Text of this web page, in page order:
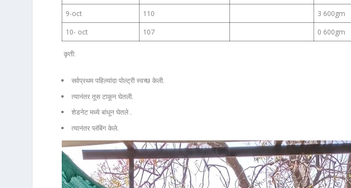
9-oct
110
3 600gm
10- oct
107 0 600gm
कृती:
सर्वप्रथम पहिल्यांदा पोल्ट्री स्वच्छ केली.
त्यानंतर तूस टाकून घेतली.
शेडनेट मध्ये बांधून घेतले .
त्यानंतर प्लंबिंग केले.